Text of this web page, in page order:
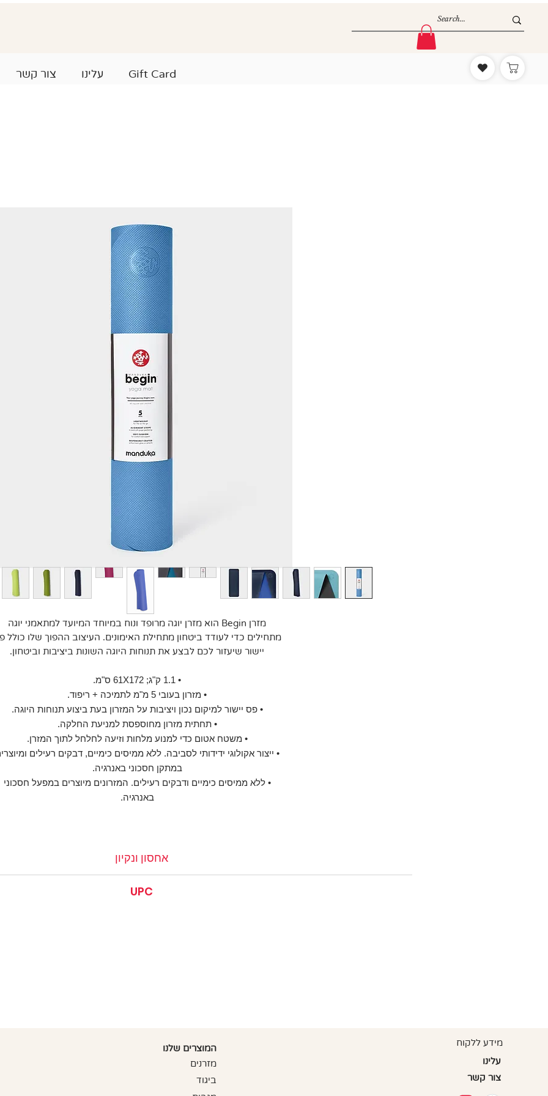
צור קשר עלינו Gift Card
מזרן Begin הוא מזרן יוגה מרופד ונוח במיוחד המיועד למתאמני יוגה
מתחילים כדי לעודד ביטחון מתחילת האימונים. העיצוב ההפוך שלו כולל
יישור שיעזור לכם לבצע את תנוחות היוגה השונות ביציבות וביטחון.
• 1.1 ק"ג; 61 X172 ס"מ.
• מזרון בעובי 5 מ"מ
לתמיכה + ריפוד.
•פס יישור למיקום נכון ויציבות על המזרון בעת ביצוע תנוחות היוגה.
• תחתית מזרון מחוספסת למניעת החלקה.
• משטח אטום כדי למנוע מלחות וזיעה לחלחל לתוך המזרן.
• ייצור אקולוגי ידידותי לסביבה. ללא ממיסים כימיים, דבקים רעילים
במתקן חסכוני באנרגיה.
•ללא ממיסים כימיים ודבקים רעילים. המזרונים מיוצרים במפעל חסכוני
באנרגיה.
אחסון ונקיון
UPC
המוצרים שלנו
מזרנים
ביגוד
מידע ללקוח
עלינו
צור קשר